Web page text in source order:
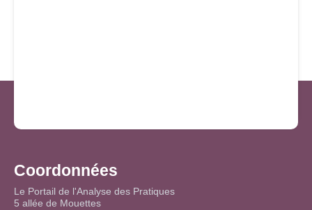
Coordonnées
Le Portail de l'Analyse des Pratiques
5 allée de Mouettes